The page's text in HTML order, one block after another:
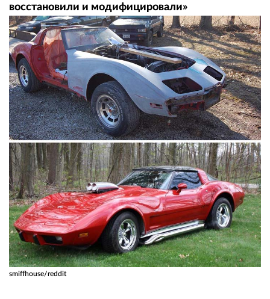
восстановили и модифицировали»
smiffhouse/reddit